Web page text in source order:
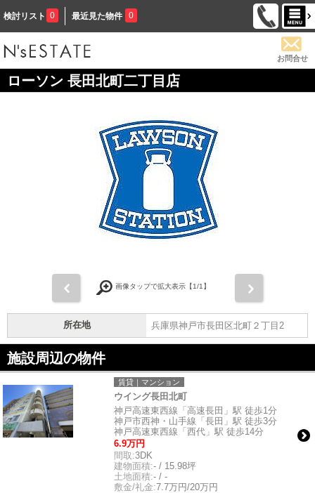
検討リスト 0 最近見た物件 0
お問合せ
ローソン 長田北町二丁目店
画像タップで拡大表示【1/1】
所在地 兵庫県神戸市長田区北町２丁目2
施設周辺の物件
賃貸｜マンション
ウイング長田北町
神戸高速東西線「高速長田」駅 徒歩1分
神戸市西神・山手線「長田」駅 徒歩3分
神戸高速東西線「西代」駅 徒歩14分
6.9万円
間取:3DK
建物面積:- / 15.98坪
土地面積:- / -
敷金/礼金:7.7万円/20万円